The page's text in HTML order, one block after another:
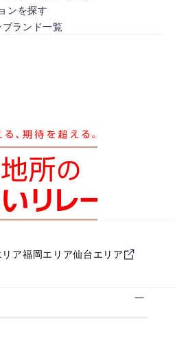
ンを探す
ランド一覧
ア福岡エリア仙台エリア